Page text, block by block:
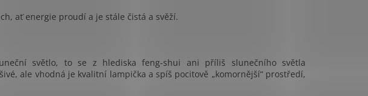
ať energie proudí a je stále čistá a svěží.
světlo, to se z hlediska feng-shui ani příliš slunečního světla
ale vhodná je kvalitní lampička a spíš pocitově „komornější“ prostředí,